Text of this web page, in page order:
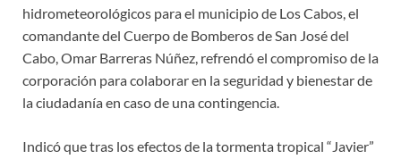
hidrometeorológicos para el municipio de Los Cabos, el
comandante del Cuerpo de Bomberos de San José del
Cabo, Omar Barreras Núñez, refrendó el compromiso de la
corporación para colaborar en la seguridad y bienestar de
la ciudadanía en caso de una contingencia.
Indicó que tras los efectos de la tormenta tropical “Javier”